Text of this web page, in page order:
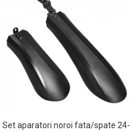
Set aparatori noroi fata/spate 24-